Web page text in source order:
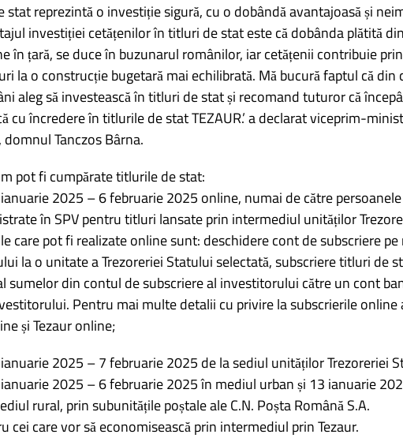
stat reprezintă o investiție sigură, cu o dobândă avantajoasă și
investiției cetățenilor în titluri de stat este că dobânda plătită
în țară, se duce în buzunarul românilor, iar cetățenii contribuie
la o construcție bugetară mai echilibrată. Mă bucură faptul că din
aleg să investească în titluri de stat și recomand tuturor că
cu încredere în titlurile de stat TEZAUR.’ a declarat viceprim-
domnul Tanczos Bârna.
pot fi cumpărate titlurile de stat:
2025 – 6 februarie 2025 online, numai de către
în SPV pentru titluri lansate prin intermediul unităților
care pot fi realizate online sunt: deschidere cont de subscriere
la o unitate a Trezoreriei Statului selectată, subscriere titluri de
sumelor din contul de subscriere al investitorului către un cont
Pentru mai multe detalii cu privire la subscrierile online
și Tezaur online;
2025 – 7 februarie 2025 de la sediul unităților Trezoreriei
2025 – 6 februarie 2025 în mediul urban și 13 ianuarie
rural, prin subunitățile poștale ale C.N. Poșta Română S.A.
cei care vor să economisească prin intermediul prin Tezaur.